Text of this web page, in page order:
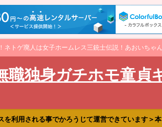
トゲ廃人は女子ホームレス三銃士伝説！あおいちゃ
独身ガチホモ童貞
利用される事でかろうじて運営できています＞